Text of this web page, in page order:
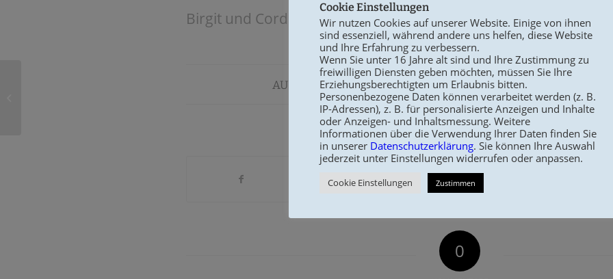
Birgit und Cord
AUGUST 10, 2021
/ 0 KOMMENTARE
/ VONBIRGIT FELDMANN
Eintrag teilen
0
Cookie Einstellungen
Wir nutzen Cookies auf unserer Website. Einige von ihnen
sind essenziell, während andere uns helfen, diese Website
und Ihre Erfahrung zu verbessern.
Wenn Sie unter 16 Jahre alt sind und Ihre Zustimmung zu
freiwilligen Diensten geben möchten, müssen Sie Ihre
Erziehungsberechtigten um Erlaubnis bitten.
Personenbezogene Daten können verarbeitet werden (z. B.
IP-Adressen), z. B. für personalisierte Anzeigen und Inhalte
oder Anzeigen- und Inhaltsmessung. Weitere
Informationen über die Verwendung Ihrer Daten finden Sie
in unserer Datenschutzerklärung. Sie können Ihre Auswahl
jederzeit unter Einstellungen widerrufen oder anpassen.
Cookie Einstellungen Zustimmen